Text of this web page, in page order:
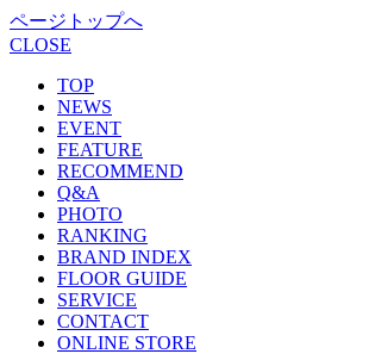
ページトップへ
CLOSE
TOP
NEWS
EVENT
FEATURE
RECOMMEND
Q&A
PHOTO
RANKING
BRAND INDEX
FLOOR GUIDE
SERVICE
CONTACT
ONLINE STORE